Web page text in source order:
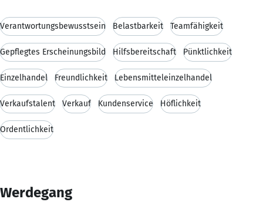
Verantwortungsbewusstsein Belastbarkeit Teamfähigkeit
Gepflegtes Erscheinungsbild Hilfsbereitschaft Pünktlichkeit
Einzelhandel Freundlichkeit Lebensmitteleinzelhandel
Verkaufstalent Verkauf Kundenservice Höflichkeit
Ordentlichkeit
Werdegang